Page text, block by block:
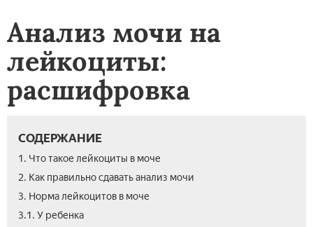
Анализ мочи на
лейкоциты:
расшифровка
СОДЕРЖАНИЕ
1. Что такое лейкоциты в моче
2. Как правильно сдавать анализ мочи
3. Норма лейкоцитов в моче
3.1. У ребенка